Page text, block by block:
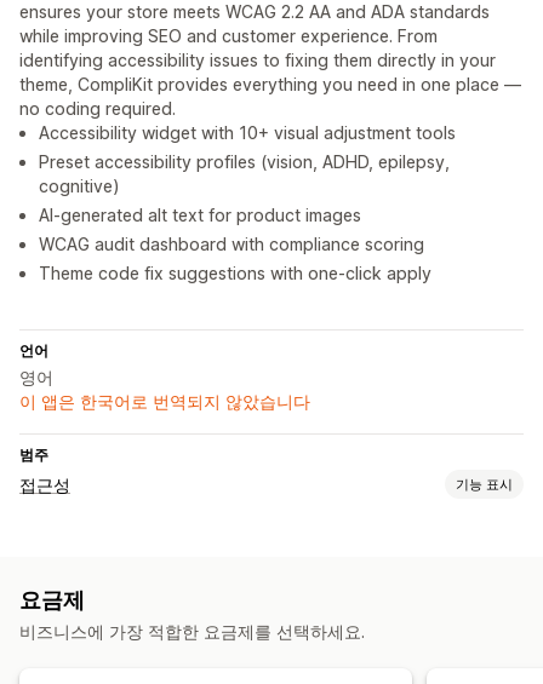
ensures your store meets WCAG 2.2 AA and ADA standards
while improving SEO and customer experience. From
identifying accessibility issues to fixing them directly in your
theme, CompliKit provides everything you need in one place —
no coding required.
Accessibility widget with 10+ visual adjustment tools
Preset accessibility profiles (vision, ADHD, epilepsy,
cognitive)
AI-generated alt text for product images
WCAG audit dashboard with compliance scoring
Theme code fix suggestions with one-click apply
언어
영어
이 앱은 한국어로 번역되지 않았습니다
범주
접근성 기능 표시
접근성 도구
요금제
비즈니스에 가장 적합한 요금제를 선택하세요.